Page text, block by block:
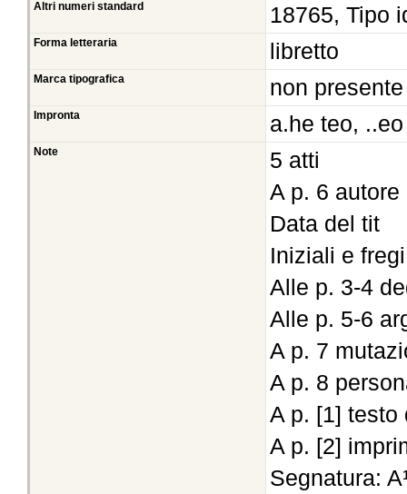
Altri numeri standard 18765, Tipo
Forma letteraria libretto
Marca tipografica non presente
Impronta a.he teo,
Note
5 atti
A p. 6
Data del tit
Iniziali e
Alle p. 3-4
Alle p. 5-6
A p. 7
A p. 8
A p. [1] testo
A p. [2]
Segnatura: